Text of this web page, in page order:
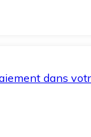
dans